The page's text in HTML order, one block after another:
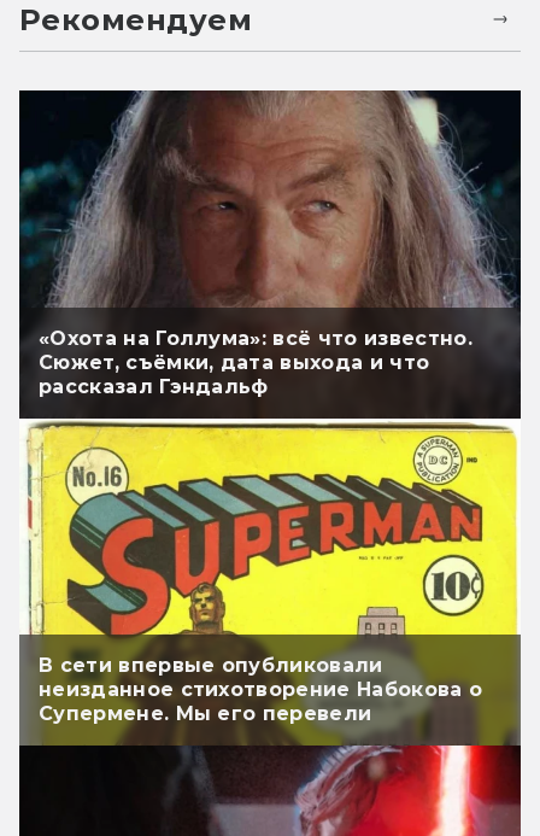
Рекомендуем
«Охота на Голлума»: всё что известно.
Сюжет, съёмки, дата выхода и что
рассказал Гэндальф
В сети впервые опубликовали
неизданное стихотворение Набокова о
Супермене. Мы его перевели